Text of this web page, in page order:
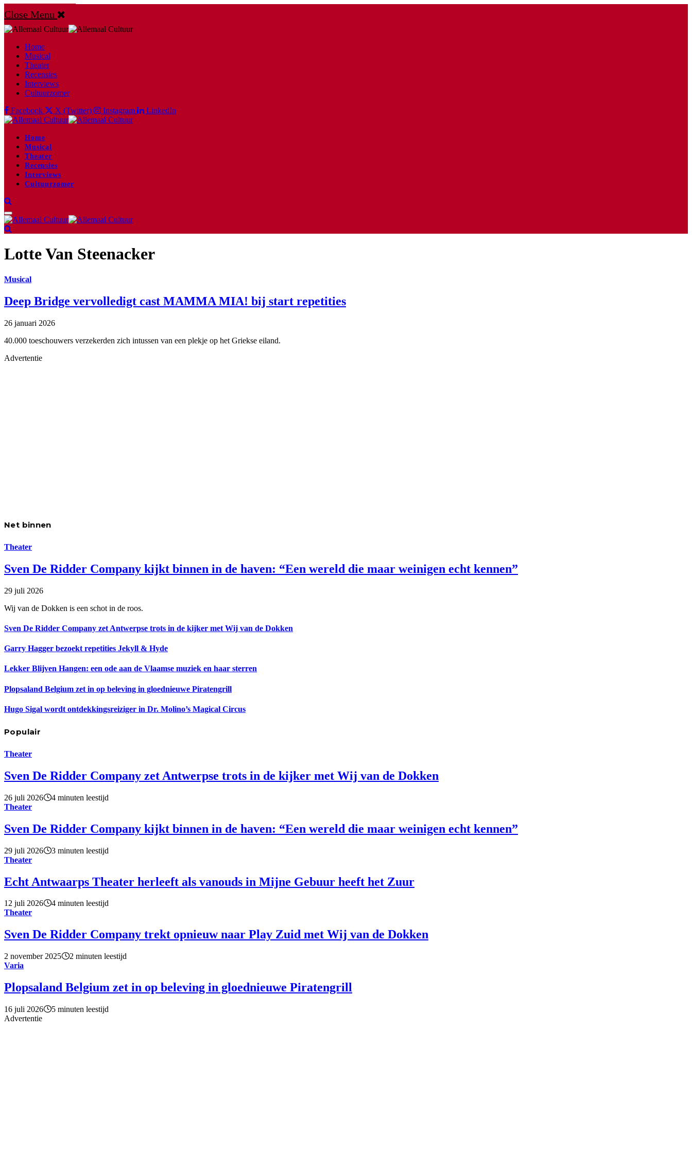
Close Menu
Home
Musical
Theater
Recensies
Interviews
Cultuurzomer
Facebook
X (Twitter) Instagram LinkedIn
Home
Musical
Theater
Recensies
Interviews
Cultuurzomer
Lotte Van Steenacker
Musical
Deep Bridge vervolledigt cast MAMMA MIA! bij start repetities
26 januari 2026
40.000 toeschouwers verzekerden zich intussen van een plekje op het Griekse eiland.
Advertentie
Net binnen
Theater
Sven De Ridder Company kijkt binnen in de haven: “Een wereld die maar weinigen echt kennen”
29 juli 2026
Wij van de Dokken is een schot in de roos.
Sven De Ridder Company zet Antwerpse trots in de kijker met Wij van de Dokken
Garry Hagger bezoekt repetities Jekyll & Hyde
Lekker Blijven Hangen: een ode aan de Vlaamse muziek en haar sterren
Plopsaland Belgium zet in op beleving in gloednieuwe Piratengrill
Hugo Sigal wordt ontdekkingsreiziger in Dr. Molino’s Magical Circus
Populair
Theater
Sven De Ridder Company zet Antwerpse trots in de kijker met Wij van de Dokken
26 juli 2026
4 minuten leestijd
Theater
Sven De Ridder Company kijkt binnen in de haven: “Een wereld die maar weinigen echt kennen”
29 juli 2026
3 minuten leestijd
Theater
Echt Antwaarps Theater herleeft als vanouds in Mijne Gebuur heeft het Zuur
12 juli 2026
4 minuten leestijd
Theater
Sven De Ridder Company trekt opnieuw naar Play Zuid met Wij van de Dokken
2 november 2025
2 minuten leestijd
Varia
Plopsaland Belgium zet in op beleving in gloednieuwe Piratengrill
16 juli 2026
5 minuten leestijd
Advertentie